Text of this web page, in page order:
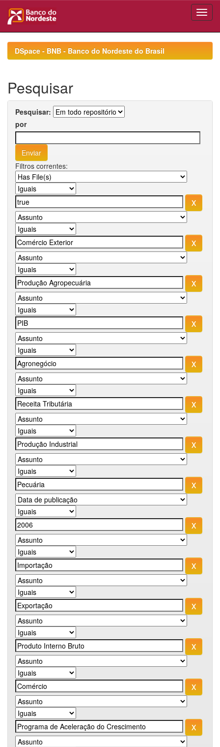
navigationDSpace - BNB - Banco do Nordeste do Brasil
Pesquisar
Pesquisar:
por
Filtros correntes: